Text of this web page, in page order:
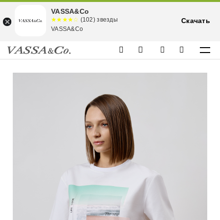
VASSA&Co
☆☆☆☆☆
★★★★
★
(102) звезды
VASSA&Co
Скачать